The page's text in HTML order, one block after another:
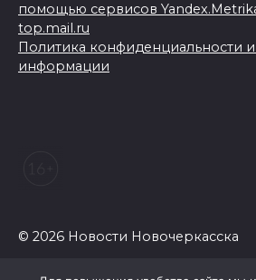
помощью сервисов
top.mail.ru
Политика конфиденциальности
информации
© 2026 Новости Новочеркасска